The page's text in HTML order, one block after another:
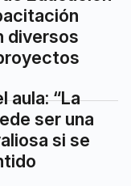
diversos
aula: “La
ser una
si se